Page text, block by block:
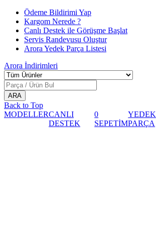
Ödeme Bildirimi Yap
Kargom Nerede ?
Canlı Destek ile Görüşme Başlat
Servis Randevusu Oluştur
Arora Yedek Parça Listesi
Arora İndirimleri
Back to Top
MODELLERCANLI
DESTEK
0
SEPETİM
YEDEK
PARÇA